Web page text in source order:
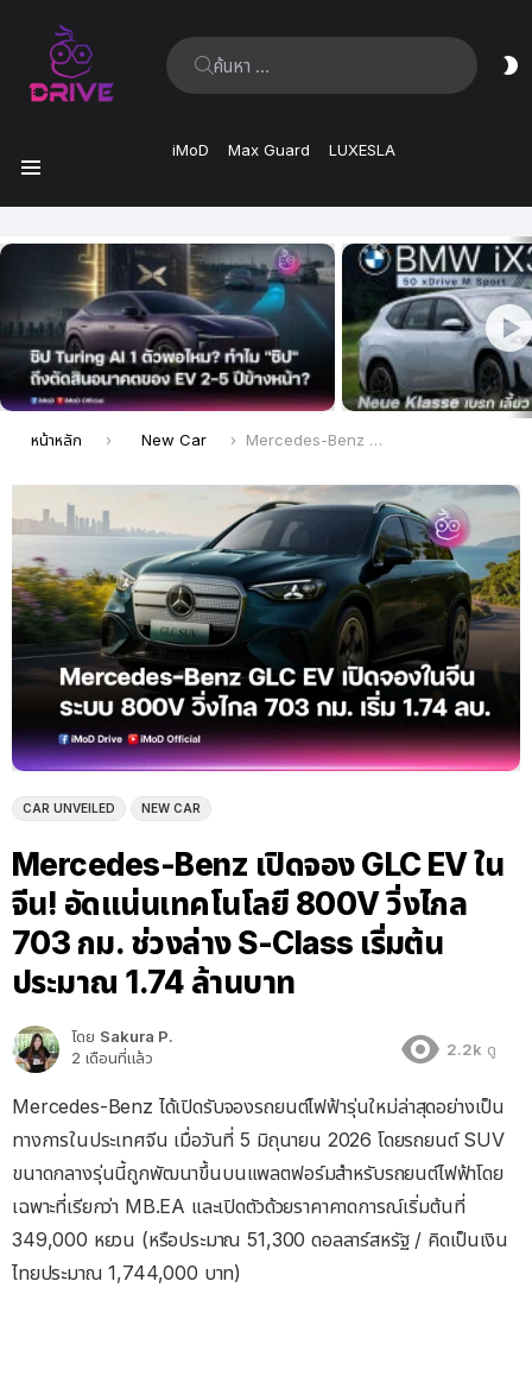
ค้นหา:
iMoD Max Guard LUXESLA
ล่าสุด
คุณอยู่ที่นี่:
หน้าหลัก New Car Mercedes-Benz เปิดจอง GLC EV ในจีน! อัดแน่นเทคโนโลยี 800V วิ่งไกล 703 กม. ช่วงล่าง S-Class เริ่มต้นประมาณ 1.74 ล้านบาท
CAR UNVEILED NEW CAR
Mercedes-Benz เปิดจอง GLC EV ใน
จีน! อัดแน่นเทคโนโลยี 800V วิ่งไกล
703 กม. ช่วงล่าง S-Class เริ่มต้น
ประมาณ 1.74 ล้านบาท
โดย Sakura P.
2 เดือนที่แล้ว
2.2k ดู
Mercedes-Benz ได้เปิดรับจองรถยนต์ไฟฟ้ารุ่นใหม่ล่าสุดอย่างเป็น
ทางการในประเทศจีน เมื่อวันที่ 5 มิถุนายน 2026 โดยรถยนต์ SUV
ขนาดกลางรุ่นนี้ถูกพัฒนาขึ้นบนแพลตฟอร์มสำหรับรถยนต์ไฟฟ้าโดย
เฉพาะที่เรียกว่า MB.EA และเปิดตัวด้วยราคาคาดการณ์เริ่มต้นที่
349,000 หยวน (หรือประมาณ 51,300 ดอลลาร์สหรัฐ / คิดเป็นเงิน
ไทยประมาณ 1,744,000 บาท)